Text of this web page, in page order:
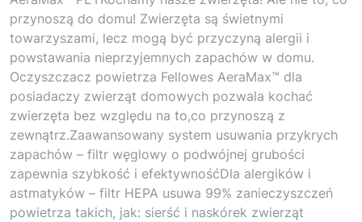
przynoszą do domu! Zwierzęta są świetnymi
towarzyszami, lecz mogą być przyczyną alergii i
powstawania nieprzyjemnych zapachów w domu.
Oczyszczacz powietrza Fellowes AeraMax™ dla
posiadaczy zwierząt domowych pozwala kochać
zwierzęta bez względu na to,co przynoszą z
zewnątrz.Zaawansowany system usuwania przykrych
zapachów – filtr węglowy o podwójnej grubości
zapewnia szybkość i efektywnośćDla alergików i
astmatyków – filtr HEPA usuwa 99% zanieczyszczeń
powietrza takich, jak: sierść i naskórek zwierząt